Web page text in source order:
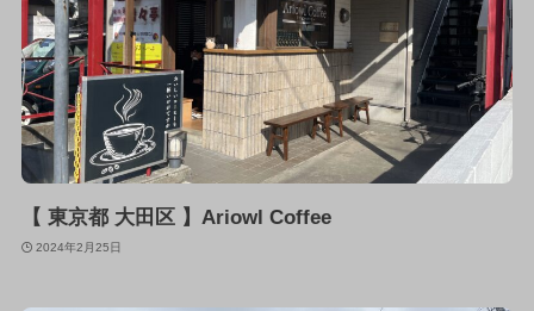
【 東京都 大田区 】Ariowl Coffee
2024年2月25日